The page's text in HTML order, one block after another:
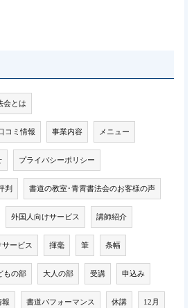
会とは
コミ情報 事業内容 メニュー
プライバシーポリシー
判 書道の教室･青霄書法会のお客様の声
外国人向けサービス 講師紹介
ービス 揮毫 筆 条幅
もの部 大人の部 受講 申込み
報 書道パフォーマンス 休講 12月